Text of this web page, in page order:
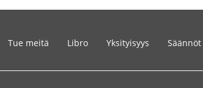
Tue meitä Libro Yksityisyys Säännöt